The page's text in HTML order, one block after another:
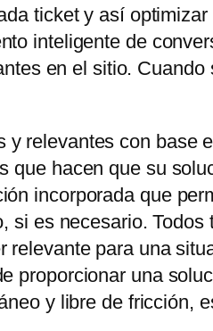
ticket y así
inteligente de
en el sitio.
y relevantes con
que hacen que su
incorporada que
si es necesario.
relevante para una
proporcionar una
y libre de fricción,